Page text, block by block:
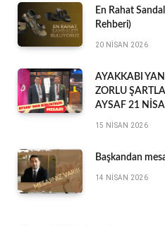
En Rahat
Rehberi)
20 NISAN 2026
AYAKKABI
ZORLU
AYSAF 21
15 NISAN 2026
Başkandan
14 NISAN 2026